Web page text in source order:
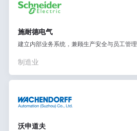
施耐德电气
建立内部业务系统，兼顾生产安全与员工管理
制造业
沃申道夫